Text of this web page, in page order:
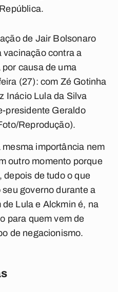
de Jair Bolsonaro
vacinação contra a
causa de uma
(27): com Zé Gotinha
Inácio Lula da Silva
presidente Geraldo
Reprodução).
importância nem
outro momento porque
depois de tudo o que
governo durante a
Lula e Alckmin é, na
para quem vem de
de negacionismo.